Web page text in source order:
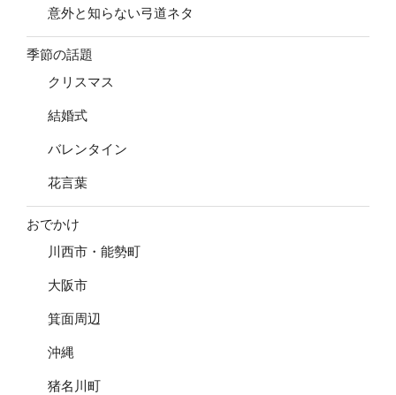
意外と知らない弓道ネタ
季節の話題
クリスマス
結婚式
バレンタイン
花言葉
おでかけ
川西市・能勢町
大阪市
箕面周辺
沖縄
猪名川町